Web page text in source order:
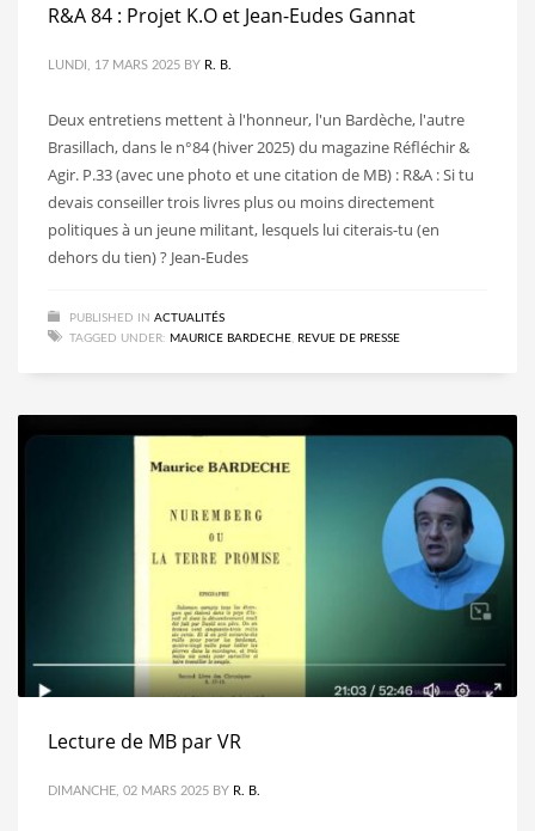
R&A 84 : Projet K.O et Jean-Eudes Gannat
LUNDI, 17 MARS 2025 BY R. B.
Deux entretiens mettent à l'honneur, l'un Bardèche, l'autre
Brasillach, dans le n°84 (hiver 2025) du magazine Réfléchir &
Agir. P.33 (avec une photo et une citation de MB) : R&A : Si tu
devais conseiller trois livres plus ou moins directement
politiques à un jeune militant, lesquels lui citerais-tu (en
dehors du tien) ? Jean-Eudes
PUBLISHED IN ACTUALITÉS
TAGGED UNDER: MAURICE BARDECHE REVUE DE PRESSE
Lecture de MB par VR
DIMANCHE, 02 MARS 2025 BY R. B.